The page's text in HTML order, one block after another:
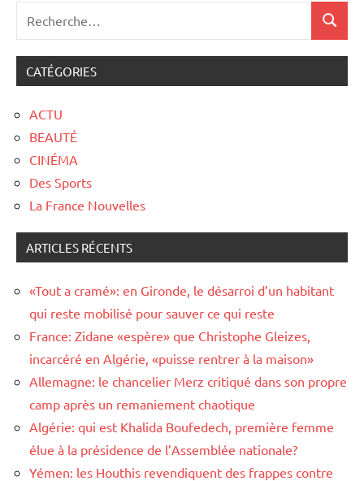
CATÉGORIES
ACTU
BEAUTÉ
CINÉMA
Des Sports
La France Nouvelles
ARTICLES RÉCENTS
«Tout a cramé»: en Gironde, le désarroi d’un habitant
qui reste mobilisé pour sauver ce qui reste
France: Zidane «espère» que Christophe Gleizes,
incarcéré en Algérie, «puisse rentrer à la maison»
Allemagne: le chancelier Merz critiqué dans son propre
camp après un remaniement chaotique
Algérie: qui est Khalida Boufedech, première femme
élue à la présidence de l’Assemblée nationale?
Yémen: les Houthis revendiquent des frappes contre